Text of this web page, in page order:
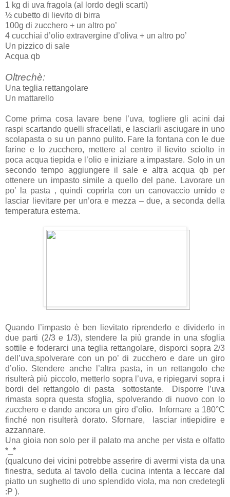
1 kg di uva fragola (al lordo degli scarti)
½ cubetto di lievito di birra
100g di zucchero + un altro po’
4 cucchiai d’olio extravergine d’oliva + un altro po’
Un pizzico di sale
Acqua qb
Oltrechè:
Una teglia rettangolare
Un mattarello
Come prima cosa lavare bene l’uva, togliere gli acini dai
raspi scartando quelli sfracellati, e lasciarli asciugare in uno
scolapasta o su un panno pulito. Fare la fontana con le due
farine e lo zucchero, mettere al centro il lievito sciolto in
poca acqua tiepida e l’olio e iniziare a impastare. Solo in un
secondo tempo aggiungere il sale e altra acqua qb per
ottenere un impasto simile a quello del pane. Lavorare un
po’ la pasta , quindi coprirla con un canovaccio umido e
lasciar lievitare per un’ora e mezza – due, a seconda della
temperatura esterna.
Quando l’impasto è ben lievitato riprenderlo e dividerlo in
due parti (2/3 e 1/3), stendere la più grande in una sfoglia
sottile e foderarci una teglia rettangolare, disporci sopra 2/3
dell’uva,spolverare con un po’ di zucchero e dare un giro
d’olio. Stendere anche l’altra pasta, in un rettangolo che
risulterà più piccolo, metterlo sopra l’uva, e ripiegarvi sopra i
bordi del rettangolo di pasta sottostante. Disporre l’uva
rimasta sopra questa sfoglia, spolverando di nuovo con lo
zucchero e dando ancora un giro d’olio. Infornare a 180°C
finché non risulterà dorato. Sfornare, lasciar intiepidire e
azzannare.
Una gioia non solo per il palato ma anche per vista e olfatto
*_*
(qualcuno dei vicini potrebbe asserire di avermi vista da una
finestra, seduta al tavolo della cucina intenta a leccare dal
piatto un sughetto di uno splendido viola, ma non credetegli
:P ).